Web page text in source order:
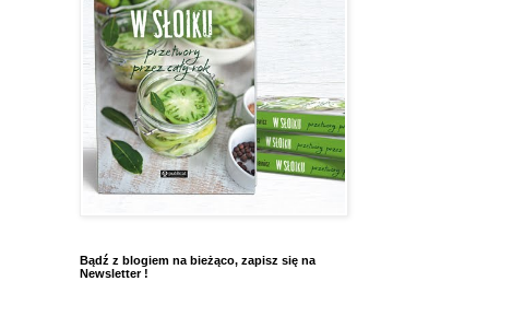
Bądź z blogiem na bieżąco, zapisz się na
Newsletter !